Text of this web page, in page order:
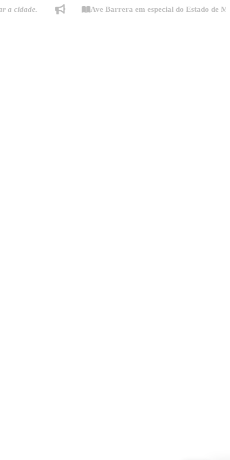
Ave Barrera em especial do Estado de Minas: